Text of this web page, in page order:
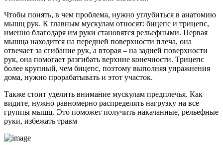
Чтобы понять, в чем проблема, нужно углубиться в анатомию
мышц рук. К главным мускулам относят: бицепс и трицепс,
именно благодаря им руки становятся рельефными. Первая
мышца находится на передней поверхности плеча, она
отвечает за сгибание рук, а вторая – на задней поверхности
рук, она помогает разгибать верхние конечности. Трицепс
более крупный, чем бицепс, поэтому выполняя упражнения
дома, нужно прорабатывать и этот участок.
Также стоит уделить внимание мускулам предплечья. Как
видите, нужно равномерно распределять нагрузку на все
группы мышц. Это поможет получить накачанные, рельефные
руки, избежать травм